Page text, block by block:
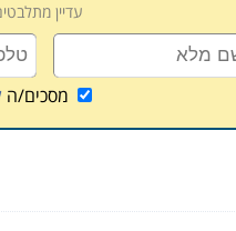
עדיין
מסכים/ה